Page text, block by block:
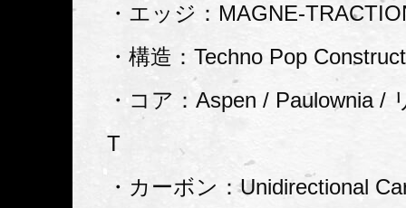
・エッジ：MAGNE-
・構造：Techno Pop
・コア：Aspen / Paulownia /
T
・カーボン：Unidirectional